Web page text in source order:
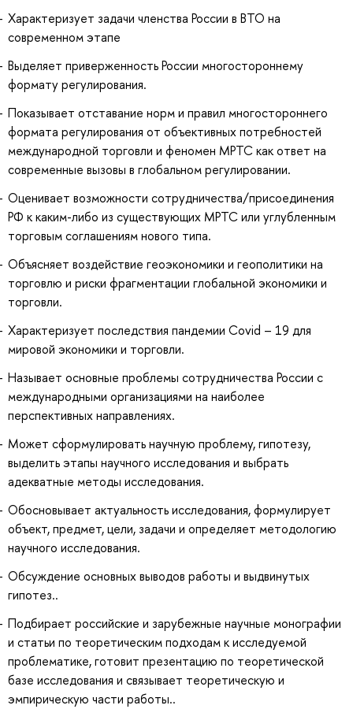
Характеризует задачи членства России в ВТО на
современном этапе
Выделяет приверженность России многостороннему
формату регулирования.
Показывает отставание норм и правил многостороннего
формата регулирования от объективных потребностей
международной торговли и феномен МРТС как ответ на
современные вызовы в глобальном регулировании.
Оценивает возможности сотрудничества/присоединения
РФ к каким-либо из существующих МРТС или углубленным
торговым соглашениям нового типа.
Объясняет воздействие геоэкономики и геополитики на
торговлю и риски фрагментации глобальной экономики и
торговли.
Характеризует последствия пандемии Covid – 19 для
мировой экономики и торговли.
Называет основные проблемы сотрудничества России с
международными организациями на наиболее
перспективных направлениях.
Может сформулировать научную проблему, гипотезу,
выделить этапы научного исследования и выбрать
адекватные методы исследования.
Обосновывает актуальность исследования, формулирует
объект, предмет, цели, задачи и определяет методологию
научного исследования.
Обсуждение основных выводов работы и выдвинутых
гипотез..
Подбирает российские и зарубежные научные монографии
и статьи по теоретическим подходам к исследуемой
проблематике, готовит презентацию по теоретической
базе исследования и связывает теоретическую и
эмпирическую части работы..